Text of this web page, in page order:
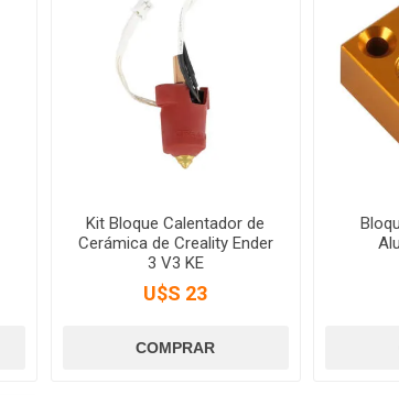
Kit Bloque Calentador de
Cerámica de Creality Ender
3 V3 KE
U$S 23